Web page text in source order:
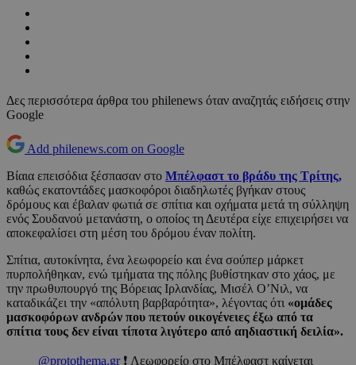
Δες περισσότερα άρθρα του philenews όταν αναζητάς ειδήσεις στην
Google
Add philenews.com on Google
Βίαια επεισόδια ξέσπασαν στο Μπέλφαστ το βράδυ της Τρίτης,
καθώς εκατοντάδες μασκοφόροι διαδηλωτές βγήκαν στους
δρόμους και έβαλαν φωτιά σε σπίτια και οχήματα μετά τη σύλληψη
ενός Σουδανού μετανάστη, ο οποίος τη Δευτέρα είχε επιχειρήσει να
αποκεφαλίσει στη μέση του δρόμου έναν πολίτη.
Σπίτια, αυτοκίνητα, ένα λεωφορείο και ένα σούπερ μάρκετ
πυρπολήθηκαν, ενώ τμήματα της πόλης βυθίστηκαν στο χάος, με
την πρωθυπουργό της Βόρειας Ιρλανδίας, Μισέλ Ο’Νιλ, να
καταδικάζει την «απόλυτη βαρβαρότητα», λέγοντας ότι «ομάδες
μασκοφόρων ανδρών που πετούν οικογένειες έξω από τα
σπίτια τους δεν είναι τίποτα λιγότερο από αηδιαστική δειλία».
@protothema.gr❗️ Λεωφορείο στο Μπέλφαστ καίγεται